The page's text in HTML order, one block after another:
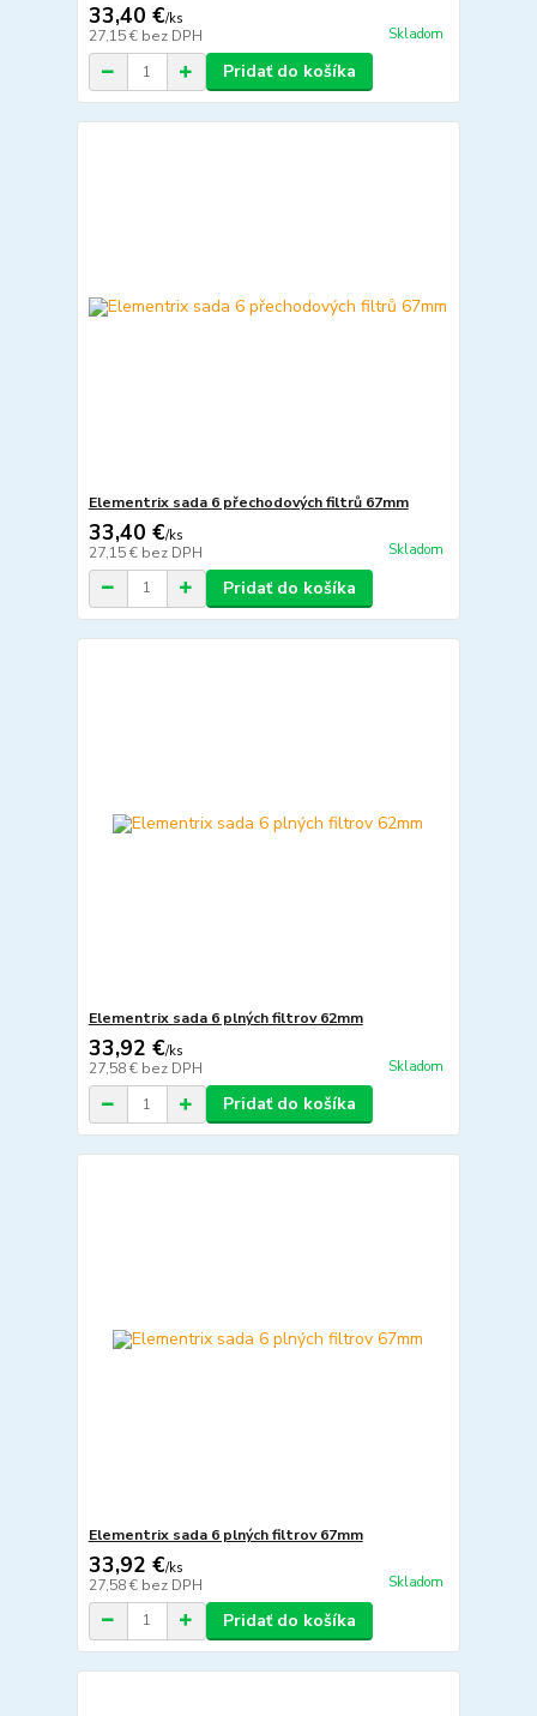
33,40 €/ks
27,15 € bez DPH Skladom
Pridať do košíka
Elementrix sada 6 přechodových filtrů 67mm
33,40 €/ks
27,15 € bez DPH Skladom
Pridať do košíka
Elementrix sada 6 plných filtrov 62mm
33,92 €/ks
27,58 € bez DPH Skladom
Pridať do košíka
Elementrix sada 6 plných filtrov 67mm
33,92 €/ks
27,58 € bez DPH Skladom
Pridať do košíka